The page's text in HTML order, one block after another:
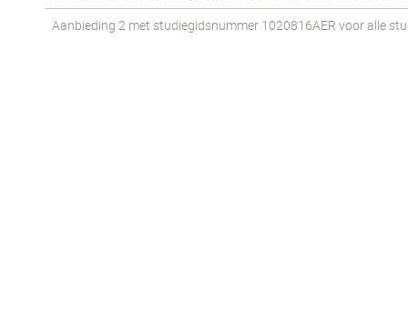
Aanbieding 2 met studiegidsnummer 1020816AER voor alle